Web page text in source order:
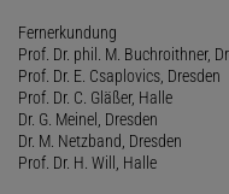
Fernerkundung
Prof. Dr. phil. M. Buchroithner,
Prof. Dr. E. Csaplovics, Dresden
Prof. Dr. C. Gläßer, Halle
Dr. G. Meinel, Dresden
Dr. M. Netzband, Dresden
Prof. Dr. H. Will, Halle